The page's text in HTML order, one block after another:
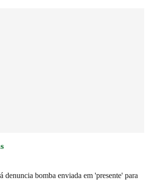
denuncia bomba enviada em 'presente' para